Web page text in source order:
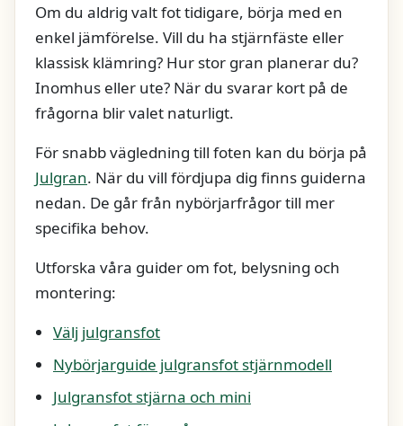
Om du aldrig valt fot tidigare, börja med en
enkel jämförelse. Vill du ha stjärnfäste eller
klassisk klämring? Hur stor gran planerar du?
Inomhus eller ute? När du svarar kort på de
frågorna blir valet naturligt.
För snabb vägledning till foten kan du börja på
Julgran. När du vill fördjupa dig finns guiderna
nedan. De går från nybörjarfrågor till mer
specifika behov.
Utforska våra guider om fot, belysning och
montering:
Välj julgransfot
Nybörjarguide julgransfot stjärnmodell
Julgransfot stjärna och mini